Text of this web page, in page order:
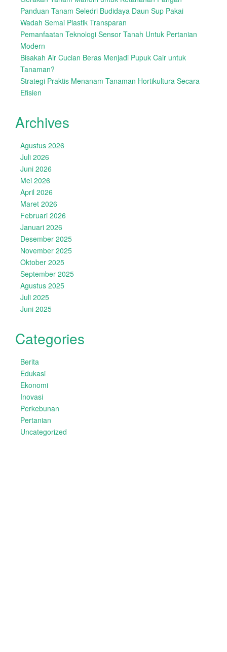
Panduan Tanam Seledri Budidaya Daun Sup Pakai
Wadah Semai Plastik Transparan
Pemanfaatan Teknologi Sensor Tanah Untuk Pertanian
Modern
Bisakah Air Cucian Beras Menjadi Pupuk Cair untuk
Tanaman?
Strategi Praktis Menanam Tanaman Hortikultura Secara
Efisien
Archives
Agustus 2026
Juli 2026
Juni 2026
Mei 2026
April 2026
Maret 2026
Februari 2026
Januari 2026
Desember 2025
November 2025
Oktober 2025
September 2025
Agustus 2025
Juli 2025
Juni 2025
Categories
Berita
Edukasi
Ekonomi
Inovasi
Perkebunan
Pertanian
Uncategorized